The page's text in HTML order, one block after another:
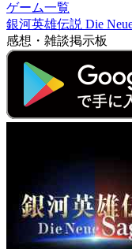
ゲーム一覧
銀河英雄伝説 Die
感想・雑談掲示板